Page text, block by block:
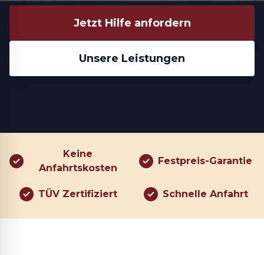
Jetzt Hilfe anfordern
Unsere Leistungen
Keine
Anfahrtskosten
Festpreis-Garantie
TÜV Zertifiziert Schnelle Anfahrt